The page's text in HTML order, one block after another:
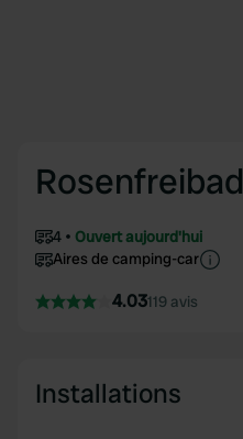
Rosenfreibad
4
Ouvert aujourd'hui
Aires de camping-car
4.03119 avis
Installations